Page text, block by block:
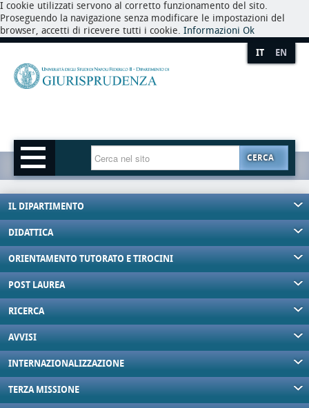
I cookie utilizzati servono al corretto funzionamento del sito.
Proseguendo la navigazione senza modificare le impostazioni del
browser, accetti di ricevere tutti i cookie. Informazioni Ok
IT EN
CERCA
IL DIPARTIMENTO
DIDATTICA
ORIENTAMENTO TUTORATO E TIROCINI
POST LAUREA
RICERCA
AVVISI
INTERNAZIONALIZZAZIONE
TERZA MISSIONE